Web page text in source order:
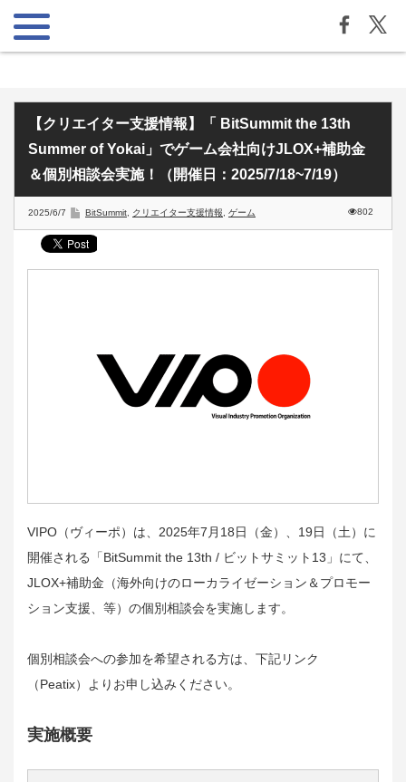
【クリエイター支援情報】「 BitSummit the 13th
Summer of Yokai」でゲーム会社向けJLOX+補助金
＆個別相談会実施！（開催日：2025/7/18~7/19）
2025/6/7 BitSummit クリエイター支援情報 ゲーム 802
VIPO（ヴィーポ）は、2025年7月18日（金）、19日（土）に
開催される「BitSummit the 13th / ビットサミット13」にて、
JLOX+補助金（海外向けのローカライゼーション＆プロモー
ション支援、等）の個別相談会を実施します。
個別相談会への参加を希望される方は、下記リンク
（Peatix）よりお申し込みください。
実施概要